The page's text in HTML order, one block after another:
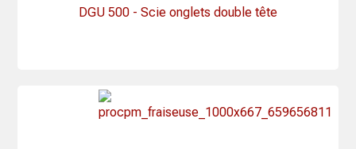
DGU 500 - Scie onglets double tête